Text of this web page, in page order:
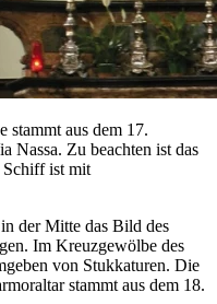
aus dem 17.
Nassa. Zu beachten ist das
Schiff ist mit
der Mitte das Bild des
Im Kreuzgewölbe des
von Stukkaturen. Die
stammt aus dem 18.